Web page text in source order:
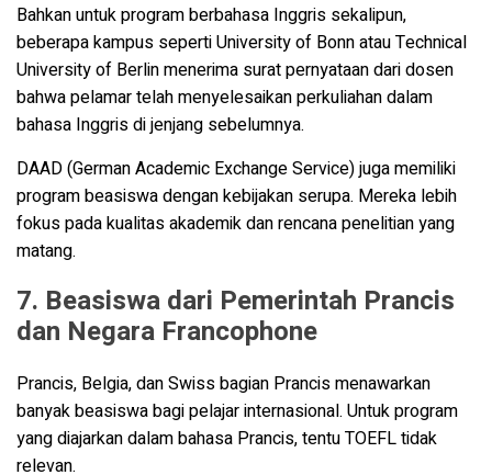
Bahkan untuk program berbahasa Inggris sekalipun,
beberapa kampus seperti University of Bonn atau Technical
University of Berlin menerima surat pernyataan dari dosen
bahwa pelamar telah menyelesaikan perkuliahan dalam
bahasa Inggris di jenjang sebelumnya.
DAAD (German Academic Exchange Service) juga memiliki
program beasiswa dengan kebijakan serupa. Mereka lebih
fokus pada kualitas akademik dan rencana penelitian yang
matang.
7. Beasiswa dari Pemerintah Prancis
dan Negara Francophone
Prancis, Belgia, dan Swiss bagian Prancis menawarkan
banyak beasiswa bagi pelajar internasional. Untuk program
yang diajarkan dalam bahasa Prancis, tentu TOEFL tidak
relevan.